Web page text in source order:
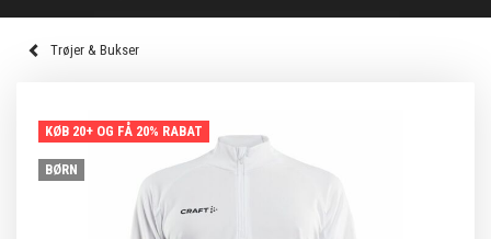
Trøjer & Bukser
KØB 20+ OG FÅ 20% RABAT
BØRN